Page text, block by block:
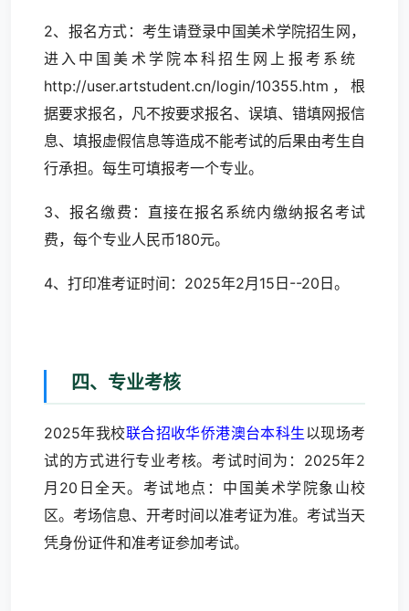
2、报名方式：考生请登录中国美术学院招生网，
进入 中国美术学院本科招生网上报考系统
http://user.artstudent.cn/login/10355.htm ，根
据要求报名，凡不按要求报名、误填、错填网报信
息、填报虚假信息等造成不能考试的后果由考生自
行承担。每生可填报考一个专业。
3、报名缴费：直接在报名系统内缴纳报名考试
费，每个专业人民币180元。
4、打印准考证时间：2025年2月15日--20日。
四、专业考核
2025年我校联合招收华侨港澳台本科生以现场考
试的方式进行专业考核。考试时间为：2025年2
月20日全天。考试地点：中国美术学院象山校
区。考场信息、开考时间以准考证为准。考试当天
凭身份证件和准考证参加考试。